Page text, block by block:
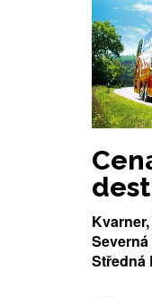
Kvarner,
Severná
Středná